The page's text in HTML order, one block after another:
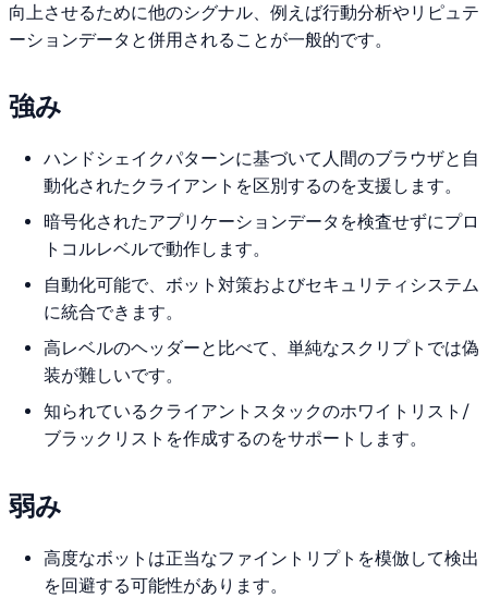
向上させるために他のシグナル、例えば行動分析やリピュテ
ーションデータと併用されることが一般的です。
強み
ハンドシェイクパターンに基づいて人間のブラウザと自
動化されたクライアントを区別するのを支援します。
暗号化されたアプリケーションデータを検査せずにプロ
トコルレベルで動作します。
自動化可能で、ボット対策およびセキュリティシステム
に統合できます。
高レベルのヘッダーと比べて、単純なスクリプトでは偽
装が難しいです。
知られているクライアントスタックのホワイトリスト/
ブラックリストを作成するのをサポートします。
弱み
高度なボットは正当なファイントリプトを模倣して検出
を回避する可能性があります。